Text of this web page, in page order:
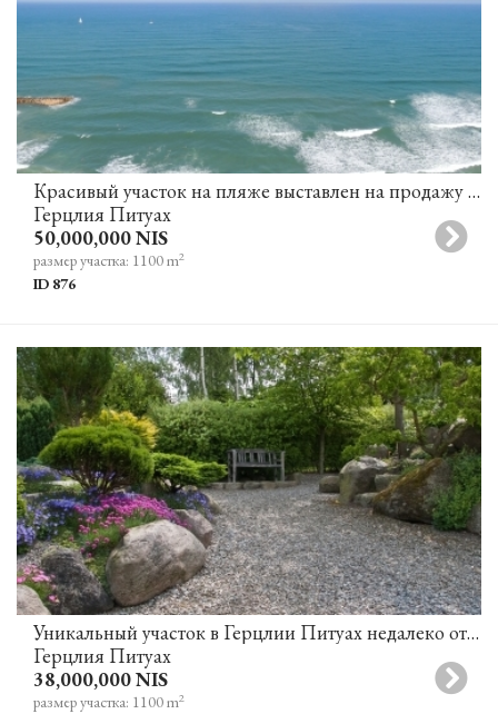
Красивый участок на пляже выставлен на продажу в Герцлия Питуах
Герцлия Питуах
50,000,000 NIS
размер участка: 1100 m2
ID 876
Уникальный участок в Герцлии Питуах недалеко от моря
Герцлия Питуах
38,000,000 NIS
размер участка: 1100 m2